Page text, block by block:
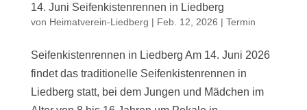
14. Juni Seifenkistenrennen in Liedberg
von Heimatverein-Liedberg | Feb. 12, 2026 | Termin
Seifenkistenrennen in Liedberg Am 14. Juni 2026
findet das traditionelle Seifenkistenrennen in
Liedberg statt, bei dem Jungen und Mädchen im